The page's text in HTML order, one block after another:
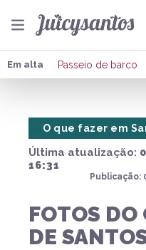
Em alta Passeio de barco
Última atualização:
16:31
Publicação:
O que fazer em
FOTOS
DE